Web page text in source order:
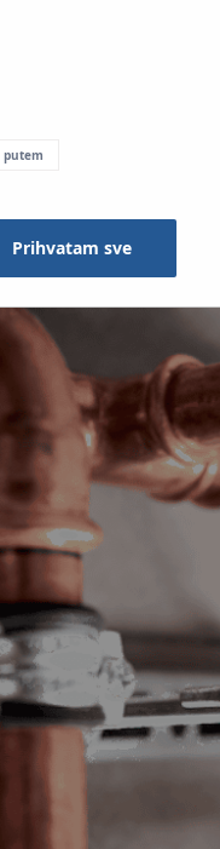
gasa i TNG-a.
putem
Prihvatam sve